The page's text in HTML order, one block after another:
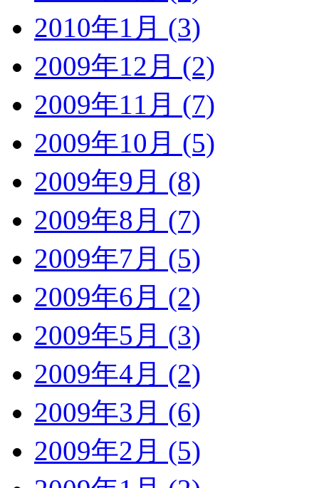
2010年1月 (3)
2009年12月 (2)
2009年11月 (7)
2009年10月 (5)
2009年9月 (8)
2009年8月 (7)
2009年7月 (5)
2009年6月 (2)
2009年5月 (3)
2009年4月 (2)
2009年3月 (6)
2009年2月 (5)